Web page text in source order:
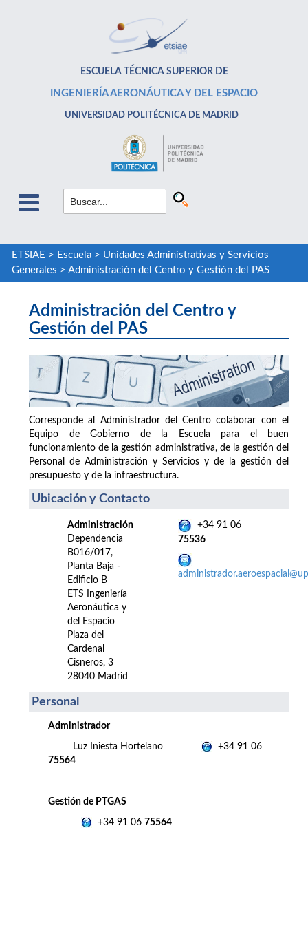
ESCUELA TÉCNICA SUPERIOR DE
INGENIERÍA AERONÁUTICA Y DEL ESPACIO
UNIVERSIDAD POLITÉCNICA DE MADRID
ETSIAE > Escuela> Unidades Administrativas y Servicios
Generales > Administración del Centro y Gestión del PAS
Administración del Centro y
Gestión del PAS
Corresponde al Administrador del Centro colaborar con el
Equipo de Gobierno de la Escuela para el buen
funcionamiento de la gestión administrativa, de la gestión del
Personal de Administración y Servicios y de la gestión del
presupuesto y de la infraestructura.
Ubicación y Contacto
Administración
Dependencia
B016/017,
Planta Baja -
Edificio B
ETS Ingeniería
Aeronáutica y
del Espacio
Plaza del
Cardenal
Cisneros, 3
28040 Madrid
+34 91 06
75536
Personal
Administrador
Luz Iniesta Hortelano
+34 91 06
75564
Gestión de PTGAS
+34 91 06 75564